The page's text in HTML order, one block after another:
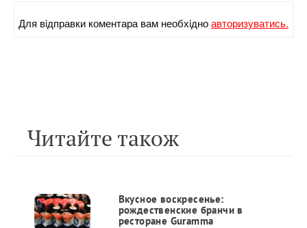
Для вiдправки коментара вам необхiдноавторизуватись.
Читайте також
Вкусное воскресенье:
рождественские бранчи в
ресторане Guramma